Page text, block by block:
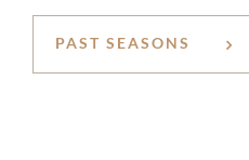
PAST SEASONS